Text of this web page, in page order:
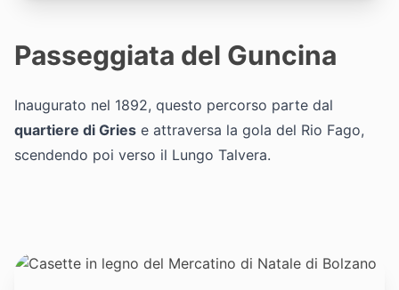
Passeggiata del Guncina
Inaugurato nel 1892, questo percorso parte dal
quartiere di Gries e attraversa la gola del Rio Fago,
scendendo poi verso il Lungo Talvera.